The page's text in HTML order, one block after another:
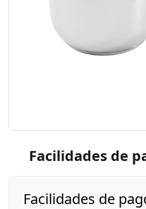
Facilidades de
Facilidades de